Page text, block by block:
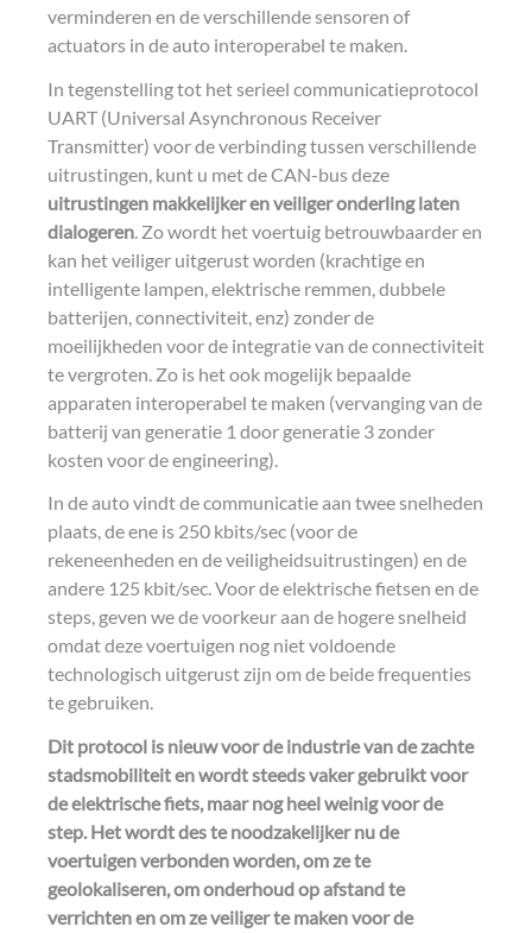
verminderen en de verschillende sensoren of
actuators in de auto interoperabel te maken.
In tegenstelling tot het serieel communicatieprotocol
UART (Universal Asynchronous Receiver
Transmitter) voor de verbinding tussen verschillende
uitrustingen, kunt u met de CAN-bus deze
uitrustingen makkelijker en veiliger onderling laten
dialogeren . Zo wordt het voertuig betrouwbaarder en
kan het veiliger uitgerust worden (krachtige en
intelligente lampen, elektrische remmen, dubbele
batterijen, connectiviteit, enz) zonder de
moeilijkheden voor de integratie van de connectiviteit
te vergroten. Zo is het ook mogelijk bepaalde
apparaten interoperabel te maken (vervanging van de
batterij van generatie 1 door generatie 3 zonder
kosten voor de engineering).
In de auto vindt de communicatie aan twee snelheden
plaats, de ene is 250 kbits/sec (voor de
rekeneenheden en de veiligheidsuitrustingen) en de
andere 125 kbit/sec. Voor de elektrische fietsen en de
steps, geven we de voorkeur aan de hogere snelheid
omdat deze voertuigen nog niet voldoende
technologisch uitgerust zijn om de beide frequenties
te gebruiken.
Dit protocol is nieuw voor de industrie van de zachte
stadsmobiliteit en wordt steeds vaker gebruikt voor
de elektrische fiets, maar nog heel weinig voor de
step. Het wordt des te noodzakelijker nu de
voertuigen verbonden worden, om ze te
geolokaliseren, om onderhoud op afstand te
verrichten en om ze veiliger te maken voor de